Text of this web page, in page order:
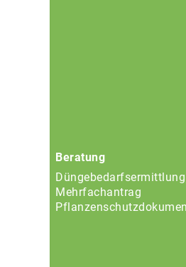
Beratung
Düngebedarfsermittlung
Mehrfachantrag